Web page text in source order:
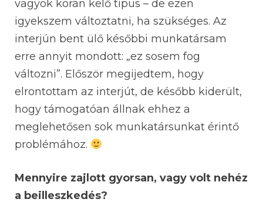
vagyok korán kelő típus – de ezen
igyekszem változtatni, ha szükséges. Az
interjún bent ülő későbbi munkatársam
erre annyit mondott: „ez sosem fog
változni”. Először megijedtem, hogy
elrontottam az interjút, de később kiderült,
hogy támogatóan állnak ehhez a
meglehetősen sok munkatársunkat érintő
problémához.
Mennyire zajlott gyorsan, vagy volt nehéz
a beilleszkedés?